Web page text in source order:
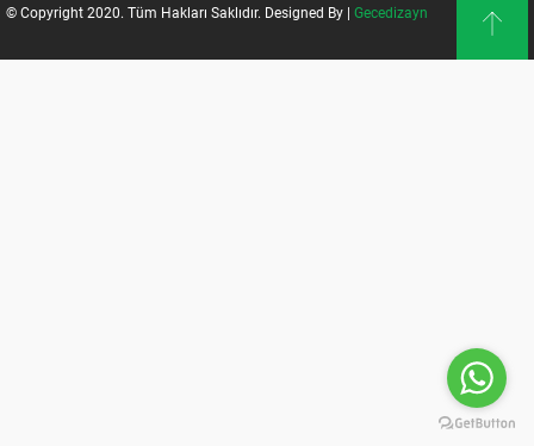
© Copyright 2020. Tüm Hakları Saklıdır. Designed By | Gecedizayn